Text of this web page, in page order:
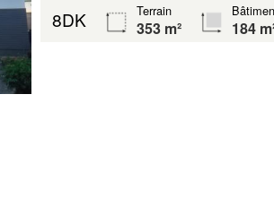
8DK Terrain
353 m² 184